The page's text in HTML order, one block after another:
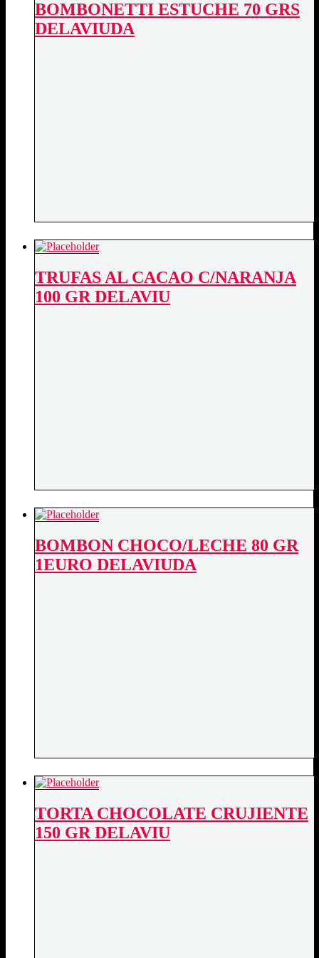
quantity
BOMBONETTI ESTUCHE 70 GRS
DELAVIUDA
TRUFAS AL CACAO C/NARANJA
100 GR DELAVIU
BOMBON CHOCO/LECHE 80 GR
1EURO DELAVIUDA
TORTA CHOCOLATE CRUJIENTE
150 GR DELAVIU